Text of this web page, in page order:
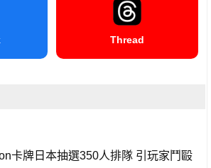
Thread
卡牌日本抽選350人排隊 引玩家鬥毆